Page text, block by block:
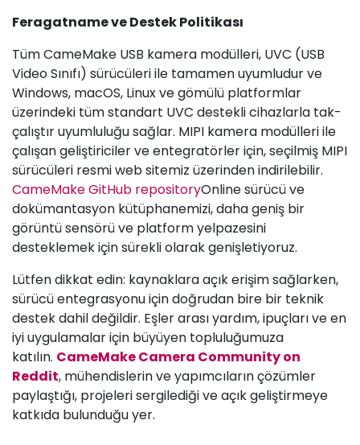
Feragatname ve Destek Politikası
Tüm CameMake USB kamera modülleri, UVC (USB
Video Sınıfı) sürücüleri ile tamamen uyumludur ve
Windows, macOS, Linux ve gömülü platformlar
üzerindeki tüm standart UVC destekli cihazlarla tak-
çalıştır uyumluluğu sağlar. MIPI kamera modülleri ile
çalışan geliştiriciler ve entegratörler için, seçilmiş MIPI
sürücüleri resmi web sitemiz üzerinden indirilebilir.
CameMake GitHub repositoryOnline sürücü ve
dokümantasyon kütüphanemizi, daha geniş bir
görüntü sensörü ve platform yelpazesini
desteklemek için sürekli olarak genişletiyoruz.
Lütfen dikkat edin: kaynaklara açık erişim sağlarken,
sürücü entegrasyonu için doğrudan bire bir teknik
destek dahil değildir. Eşler arası yardım, ipuçları ve en
iyi uygulamalar için büyüyen topluluğumuza
katılın. CameMake Camera Community on
Reddit, mühendislerin ve yapımcıların çözümler
paylaştığı, projeleri sergilediği ve açık geliştirmeye
katkıda bulunduğu yer.